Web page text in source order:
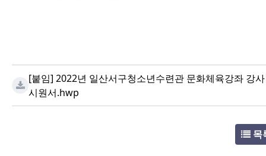
[붙임] 2022년 일산서구청소년수련관 문화체육강좌 강
시원서.hwp
목